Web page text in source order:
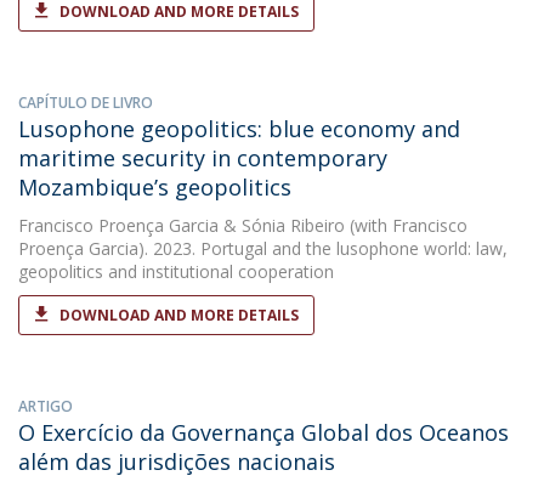
DOWNLOAD AND MORE DETAILS
CAPÍTULO DE LIVRO
Lusophone geopolitics: blue economy and
maritime security in contemporary
Mozambique’s geopolitics
Francisco Proença Garcia & Sónia Ribeiro (with Francisco
Proença Garcia). 2023. Portugal and the lusophone world: law,
geopolitics and institutional cooperation
DOWNLOAD AND MORE DETAILS
ARTIGO
O Exercício da Governança Global dos Oceanos
além das jurisdições nacionais